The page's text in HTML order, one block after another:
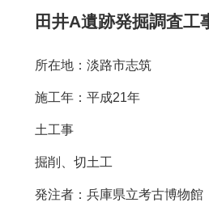
田井A遺跡発掘調査工
所在地：淡路市志筑
施工年：平成21年
土工事
掘削、切土工
発注者：兵庫県立考古博物館